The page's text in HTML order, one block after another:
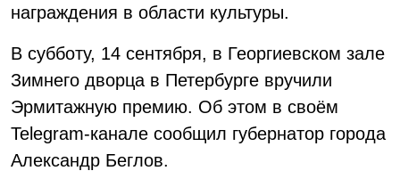
награждения в области культуры.
В субботу, 14 сентября, в Георгиевском зале
Зимнего дворца в Петербурге вручили
Эрмитажную премию. Об этом в своём
Telegram-канале сообщил губернатор города
Александр Беглов.